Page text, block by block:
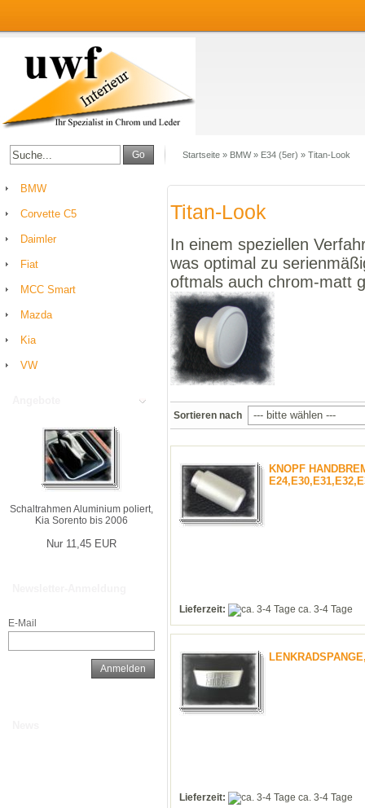
Go Startseite » BMW» E34 (5er) » Titan-Look
BMW
Corvette C5
Daimler
Fiat
MCC Smart
Mazda
Kia
VW
Schaltrahmen Aluminium poliert,
Kia Sorento bis 2006
Nur 11,45 EUR
E-Mail
Anmelden
Titan-Look
In einem speziellen
was optimal zu
oftmals auch chrom-matt
Sortieren nach
KNOPF
Lieferzeit: ca. 3-4 Tage
Lieferzeit: ca. 3-4 Tage